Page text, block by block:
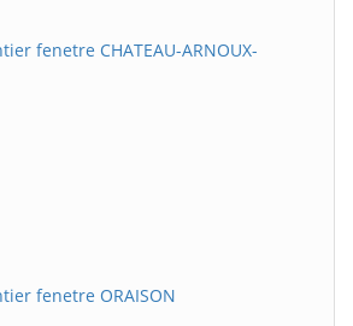
fenetre CHATEAU-ARNOUX-
fenetre ORAISON